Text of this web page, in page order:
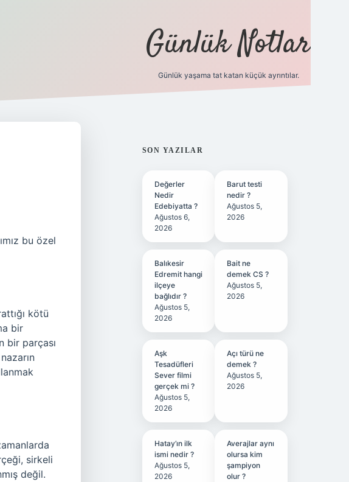
Günlük Notlar
Günlük yaşama tat katan küçük ayrıntılar.
bu özel
kötü
bir
bir parçası
sirkeli
değil.
SIDEBAR
SON YAZILAR
Değerler
Nedir
Edebiyatta ?
Ağustos 6,
2026
Barut testi
nedir ?
Ağustos 5,
2026
Balıkesir
Edremit hangi
ilçeye
bağlıdır ?
Ağustos 5,
2026
Bait ne
demek CS ?
Ağustos 5,
2026
Aşk
Tesadüfleri
Sever filmi
gerçek mi ?
Ağustos 5,
2026
Açı türü ne
demek ?
Ağustos 5,
2026
Hatay’ın ilk
ismi nedir ?
Ağustos 5,
2026
Averajlar aynı
olursa kim
şampiyon
olur ?